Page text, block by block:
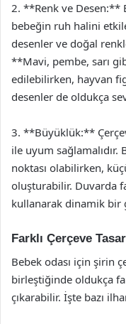
2. **Renk ve Desen:**
bebeğin ruh halini
desenler ve doğal
**Mavi, pembe, sarı
edilebilirken, hayvan
desenler de oldukça
3. **Büyüklük:**
ile uyum sağlamalıdır.
noktası olabilirken,
oluşturabilir. Duvarda
kullanarak dinamik bir
Farklı Çerçeve
Bebek odası için şirin
birleştiğinde oldukça
çıkarabilir. İşte bazı